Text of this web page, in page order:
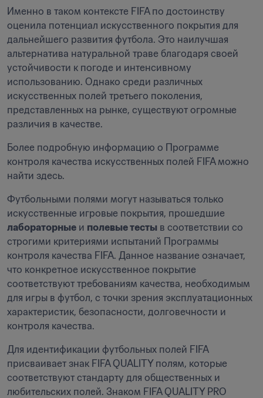
Именно в таком контексте FIFA по достоинству
оценила потенциал искусственного покрытия для
дальнейшего развития футбола. Это наилучшая
альтернатива натуральной траве благодаря своей
устойчивости к погоде и интенсивному
использованию. Однако среди различных
искусственных полей третьего поколения,
представленных на рынке, существуют огромные
различия в качестве.
Более подробную информацию о Программе
контроля качества искусственных полей FIFA можно
найти здесь.
Футбольными полями могут называться только
лабораторные и полевые тесты в соответствии со
строгими критериями испытаний Программы
контроля качества FIFA. Данное название означает,
что конкретное искусственное покрытие
соответствуют требованиям качества, необходимым
для игры в футбол, с точки зрения эксплуатационных
характеристик, безопасности, долговечности и
контроля качества.
Для идентификации футбольных полей FIFA
присваивает знак FIFA QUALITY полям, которые
соответствуют стандарту для общественных и
любительских полей. Знаком FIFA QUALITY PRO